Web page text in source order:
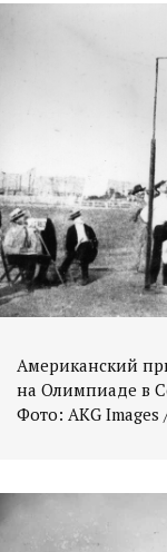
Американский
на Олимпиаде в
Фото: AKG Images